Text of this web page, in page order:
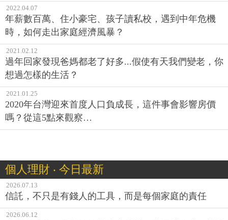
時，如何走出家庭經濟風暴？
2021.02.12
過年回家發現爸媽都老了好多...假使有天我們變老，你
想過怎樣的生活？
2021.01.25
2020年台灣迎來首度人口負成長，這件事會影響房價
嗎？從這5點來觀察…
2026.07.13
信託，不只是有錢人的工具，而是每個家庭的責任
2026.06.12
大繼承時代，兄弟姊妹搶房大作戰？資深地政士：繼承
房產小心「這些事」！